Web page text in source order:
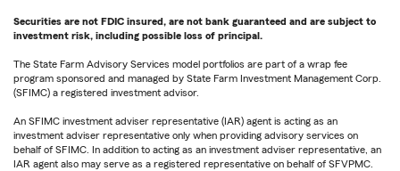
Securities are not FDIC insured, are not bank guaranteed and are subject to
investment risk, including possible loss of principal.
The State Farm Advisory Services model portfolios are part of a wrap fee
program sponsored and managed by State Farm Investment Management Corp.
(SFIMC) a registered investment advisor.
An SFIMC investment adviser representative (IAR) agent is acting as an
investment adviser representative only when providing advisory services on
behalf of SFIMC. In addition to acting as an investment adviser representative, an
IAR agent also may serve as a registered representative on behalf of SFVPMC.